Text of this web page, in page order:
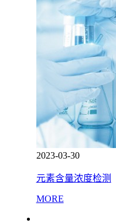
2023-03-30
元素含量浓度检测
MORE